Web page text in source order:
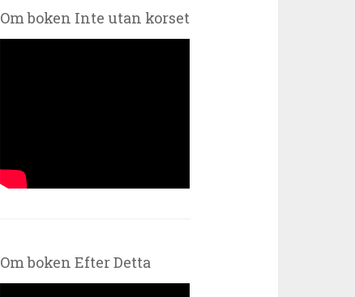
Om boken Inte utan korset
Om boken Efter Detta